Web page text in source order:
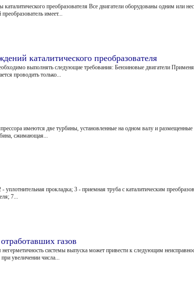
преобразователя Все двигатели оборудованы одним или
имеет...
каталитического преобразователя
выполнять следующие требования: Бензиновые двигатели
проводить только...
имеются две турбины, установленные на одном валу и
сжимающая...
прокладка; 3 - приемная труба с каталитическим
7...
газов
системы выпуска может привести к следующим
увеличении числа...